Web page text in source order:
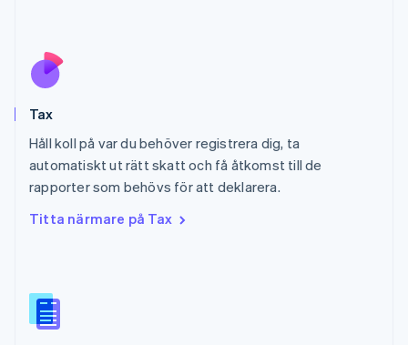
Tax
Håll koll på var du behöver registrera dig, ta
automatiskt ut rätt skatt och få åtkomst till de
rapporter som behövs för att deklarera.
Titta närmare på Tax
English
Portugal
Schweiz
DeutschFrançaisItalianoEnglish
Singapore
Slovakien
Spanien
Español